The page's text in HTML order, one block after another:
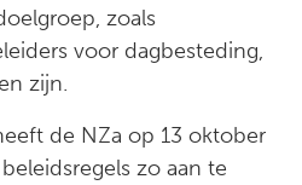
zoals
voor dagbesteding,
zijn.
de NZa op 13 oktober
zo aan te